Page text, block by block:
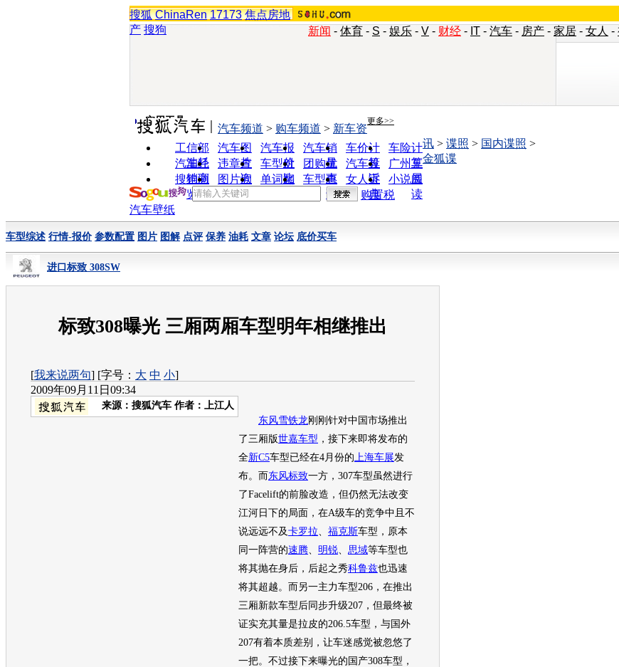
搜狐 ChinaRen 17173 焦点房地
产 搜狗 新闻 - 体育 - S - 娱乐 - V - 财经 - IT - 汽车 - 房产 - 家居 - 女人 -
实用工具 更多>>
工信部
油耗
汽车图
片
汽车报
价
汽车销
量
车价计
算
车险计
算
汽车经
销商
违章查
询
车型对
比
团购优
惠
汽车投
诉
广州车
展
搜狗浏
览器
图片欣
赏
单词翻
车型查
询
女人宝
典
小说阅
读
汽车频道 > 购车频道 > 新车资
讯 > 谍照 > 国内谍照 >
金狐谍
购置税
汽车壁纸
车型综述 行情-报价 参数配置 图片 图解 点评 保养 油耗 文章 论坛 底价买车
进口标致 308SW
标致308曝光 三厢两厢车型明年相继推出
[我来说两句] [字号： 大 中 小]
2009年09月11日09:34
来源： 搜狐汽车 作者：上江人
东风雪铁龙 刚刚针对中国市场推出
了三厢版世嘉车型 ，接下来即将发布的
全新C5车型已经在4月份的 上海车展发
布。而 东风标致一方，307车型虽然进行
了Facelift的前脸改造，但仍然无法改变
江河日下的局面，在A级车的竞争中且不
说远远不及卡罗拉 福克斯车型 ，原本
同一阵营的速腾 明锐 思域等车型也
将其抛在身后，后起之秀科鲁兹也迅速
将其超越。而另一主力车型206，在推出
三厢新款车型 后同步升级207，但最终被
证实充其量是拉皮的206.5车型 ，与国外
207有着本质差别，让车迷感觉被忽悠了
一把。不过接下来曝光的国产308车型 ，